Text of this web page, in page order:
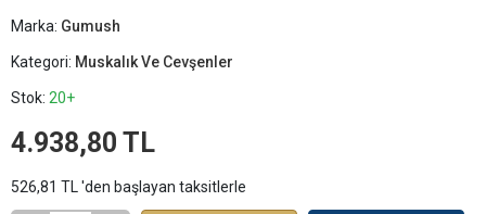
Marka: Gumush
Kategori: Muskalık Ve Cevşenler
Stok: 20+
4.938,80 TL
526,81 TL 'den başlayan taksitlerle